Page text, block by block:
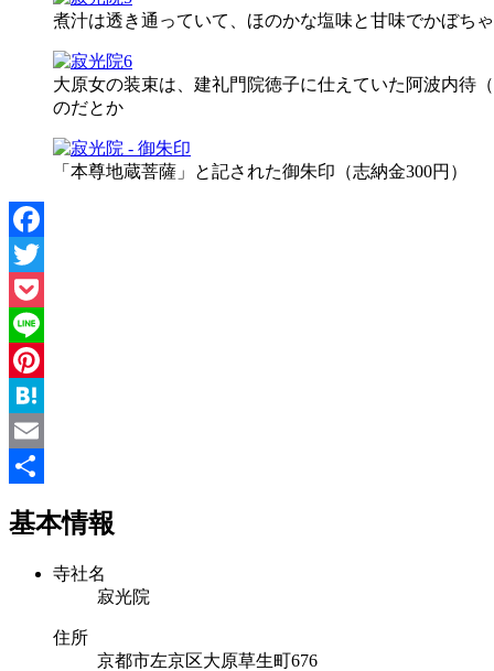
煮汁は透き通っていて、ほのかな塩味と甘味でかぼち
大原女の装束は、建礼門院徳子に仕えていた阿波内待
のだとか
「本尊地蔵菩薩」と記された御朱印（志納金300円）
Facebook
Twitter
Pocket
Line
Pinterest
Hatena
Email
有
基本情報
寺社名
寂光院
住所
京都市左京区大原草生町676